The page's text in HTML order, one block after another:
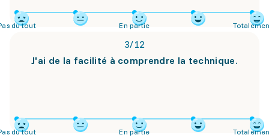
du tout En partie
3/12
J'ai de la facilité à comprendre la technique.
du tout En partie